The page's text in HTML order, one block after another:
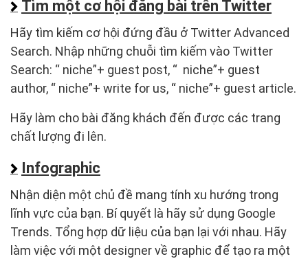
Tìm một cơ hội đăng bài trên Twitter
Hãy tìm kiếm cơ hội đứng đầu ở Twitter Advanced
Search. Nhập những chuỗi tìm kiếm vào Twitter
Search: “ niche”+ guest post, “ niche”+ guest
author, “ niche”+ write for us, “ niche”+ guest article.
Hãy làm cho bài đăng khách đến được các trang
chất lượng đi lên.
Infographic
Nhận diện một chủ đề mang tính xu hướng trong
lĩnh vực của bạn. Bí quyết là hãy sử dụng Google
Trends. Tổng hợp dữ liệu của bạn lại với nhau. Hãy
làm việc với một designer về graphic để tạo ra một